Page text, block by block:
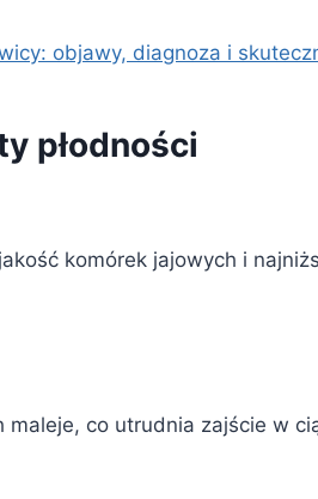
objawy, diagnoza i
płodności
komórek jajowych i
co utrudnia zajście w